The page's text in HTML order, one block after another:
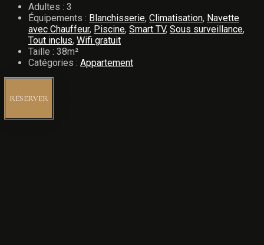
Adultes : 3
Équipements : Blanchisserie, Climatisation, Navette
avec Chauffeur, Piscine, Smart TV, Sous surveillance,
Tout inclus, Wifi gratuit
Taille : 38m²
Catégories : Appartement
RÉSERVER